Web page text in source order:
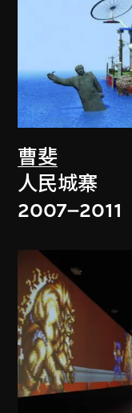
曹斐
人民城寨
2007–2011